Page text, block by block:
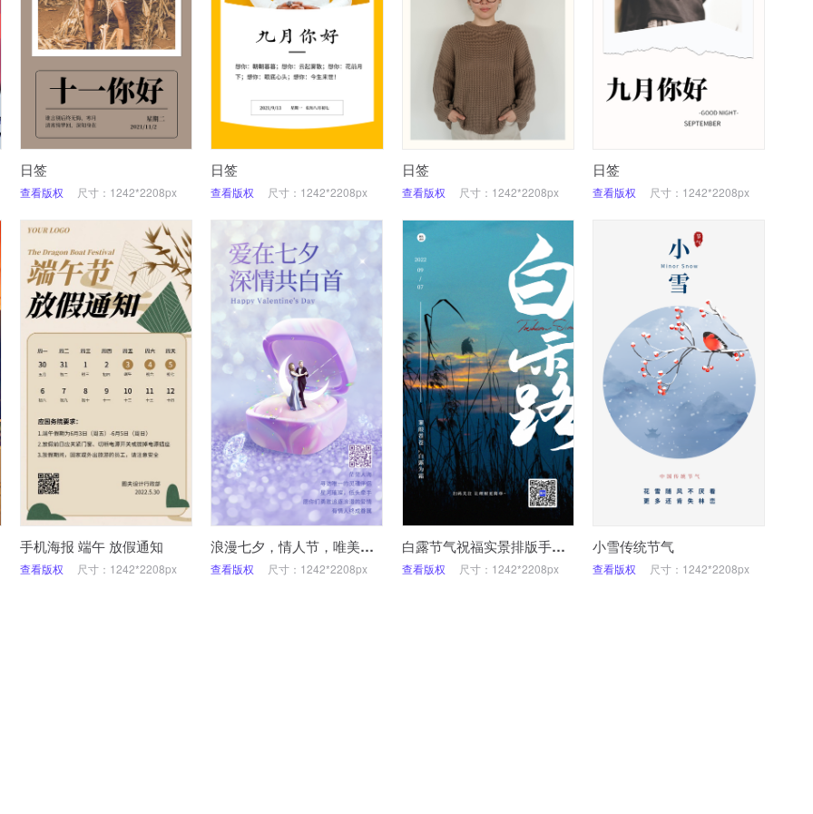
日签
查看版权 尺寸：1242*2208px
日签
查看版权 尺寸：1242*2208px
日签
查看版权 尺寸：1242*2208px
日签
查看版权 尺寸：1242*2208px
手机海报 端午 放假通知
查看版权 尺寸：1242*2208px
浪漫七夕，情人节，唯美璀璨，手机海报
查看版权 尺寸：1242*2208px
白露节气祝福实景排版手机海报
查看版权 尺寸：1242*2208px
小雪传统节气
查看版权 尺寸：1242*2208px